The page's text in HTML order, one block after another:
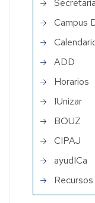
Campus
ADD
Horarios
IUnizar
BOUZ
CIPAJ
ayudICa